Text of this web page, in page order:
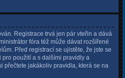
Registrace trvá jen pár vteřin a dává
fóra též může dávat rozšířené
Před registrací se ujistěte, že jste se
použití a s dalšími pravidly a
přečtete jakákoliv pravidla, která se na